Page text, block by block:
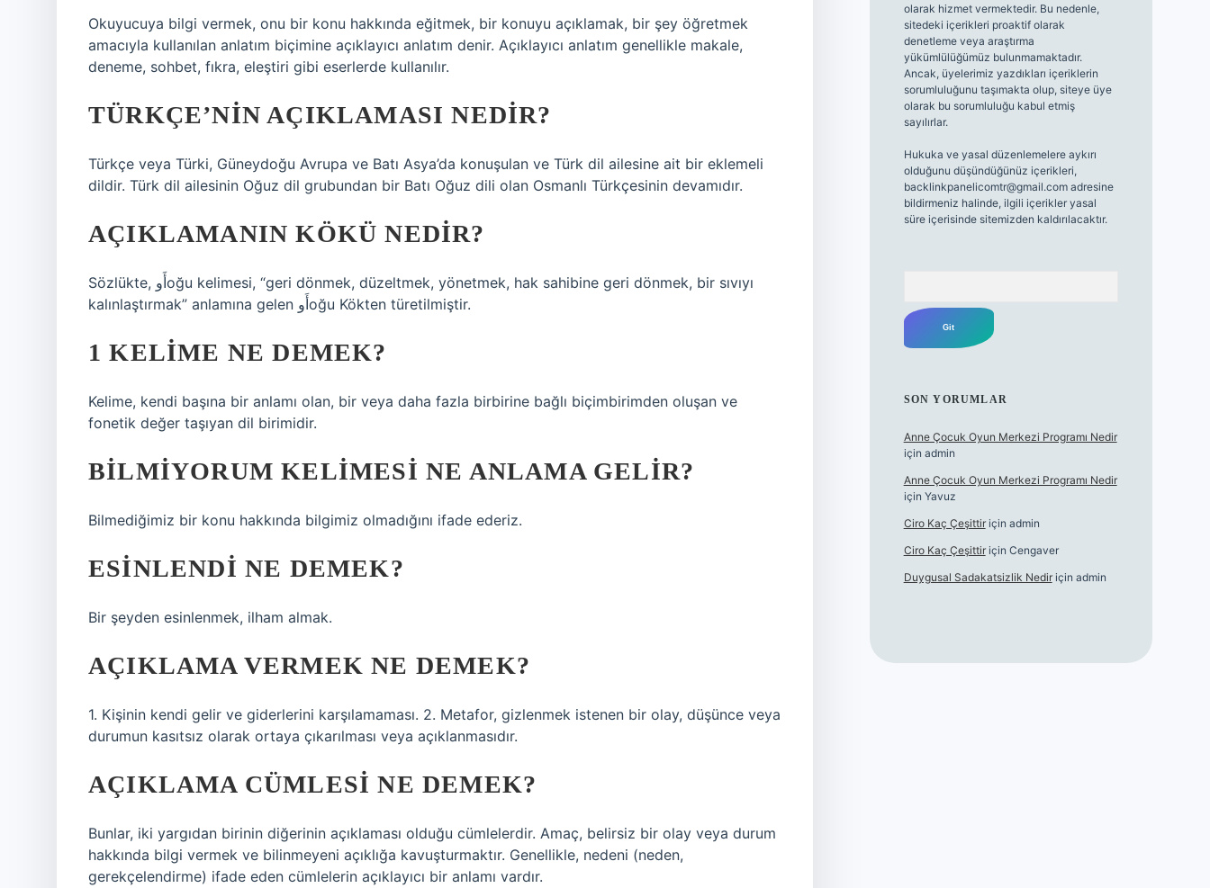
Okuyucuya bilgi vermek, onu bir konu hakkında eğitmek, bir konuyu açıklamak, bir şey öğretmek
amacıyla kullanılan anlatım biçimine açıklayıcı anlatım denir. Açıklayıcı anlatım genellikle makale,
deneme, sohbet, fıkra, eleştiri gibi eserlerde kullanılır.
TÜRKÇE’NIN AÇIKLAMASI NEDIR?
Türkçe veya Türki, Güneydoğu Avrupa ve Batı Asya’da konuşulan ve Türk dil ailesine ait bir eklemeli
dildir. Türk dil ailesinin Oğuz dil grubundan bir Batı Oğuz dili olan Osmanlı Türkçesinin devamıdır.
AÇIKLAMANIN KÖKÜ NEDIR?
Sözlükte, أَوoğu kelimesi, “geri dönmek, düzeltmek, yönetmek, hak sahibine geri dönmek, bir sıvıyı
kalınlaştırmak” anlamına gelen أَوoğu Kökten türetilmiştir.
1 KELIME NE DEMEK?
Kelime, kendi başına bir anlamı olan, bir veya daha fazla birbirine bağlı biçimbirimden oluşan ve
fonetik değer taşıyan dil birimidir.
BILMIYORUM KELIMESI NE ANLAMA GELIR?
Bilmediğimiz bir konu hakkında bilgimiz olmadığını ifade ederiz.
ESINLENDI NE DEMEK?
Bir şeyden esinlenmek, ilham almak.
AÇIKLAMA VERMEK NE DEMEK?
1. Kişinin kendi gelir ve giderlerini karşılamaması. 2. Metafor, gizlenmek istenen bir olay, düşünce veya
durumun kasıtsız olarak ortaya çıkarılması veya açıklanmasıdır.
AÇIKLAMA CÜMLESI NE DEMEK?
Bunlar, iki yargıdan birinin diğerinin açıklaması olduğu cümlelerdir. Amaç, belirsiz bir olay veya durum
hakkında bilgi vermek ve bilinmeyeni açıklığa kavuşturmaktır. Genellikle, nedeni (neden,
gerekçelendirme) ifade eden cümlelerin açıklayıcı bir anlamı vardır.
olarak hizmet vermektedir. Bu nedenle,
sitedeki içerikleri proaktif olarak
denetleme veya araştırma
yükümlülüğümüz bulunmamaktadır.
Ancak, üyelerimiz yazdıkları içeriklerin
sorumluluğunu taşımakta olup, siteye üye
olarak bu sorumluluğu kabul etmiş
sayılırlar.
Hukuka ve yasal düzenlemelere aykırı
olduğunu düşündüğünüz içerikleri,
backlinkpanelicomtr@gmail.comadresine
bildirmeniz halinde, ilgili içerikler yasal
süre içerisinde sitemizden kaldırılacaktır.
SON YORUMLAR
Anne Çocuk Oyun Merkezi Programı Nedir
için admin
Anne Çocuk Oyun Merkezi Programı Nedir
için Yavuz
Ciro Kaç Çeşittiriçin admin
Ciro Kaç Çeşittiriçin Cengaver
Duygusal Sadakatsizlik Nediriçin admin